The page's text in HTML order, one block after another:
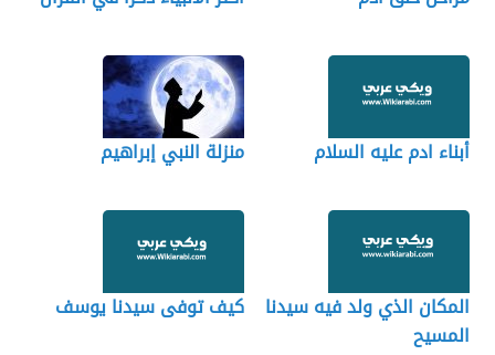
أبناء ادم عليه السلام منزلة النبي إبراهيم
المكان الذي ولد فيه سيدنا
المسيح
كيف توفى سيدنا يوسف